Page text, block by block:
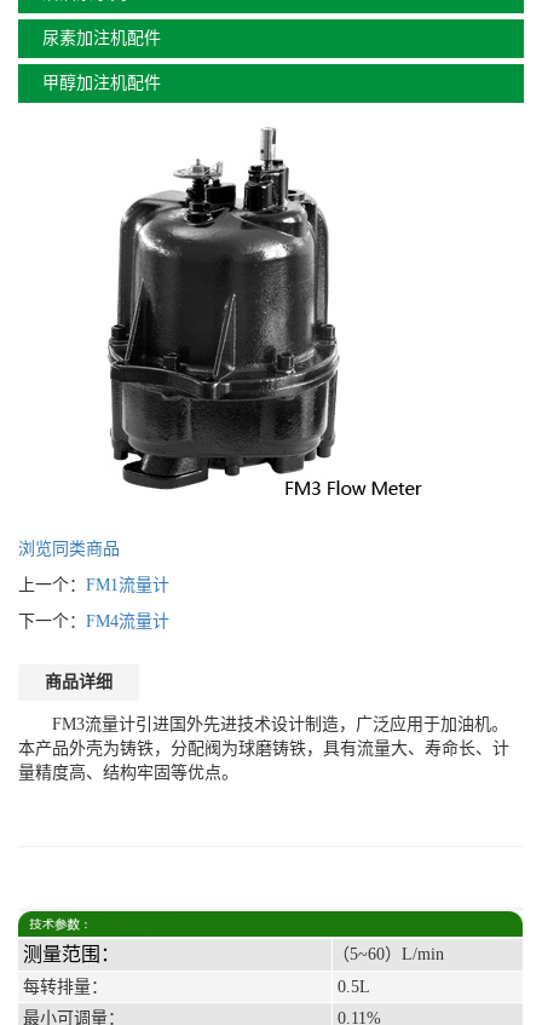
尿素加注机配件
甲醇加注机配件
浏览同类商品
上一个： FM1流量计
下一个： FM4流量计
商品详细
FM3流量计引进国外先进技术设计制造，广泛应用于加油机。
本产品外壳为铸铁，分配阀为球磨铸铁，具有流量大、寿命长、计
量精度高、结构牢固等优点。
测量范围：
（5~60）L/min
每转排量：
0.5L
最小可调量：
0.11%